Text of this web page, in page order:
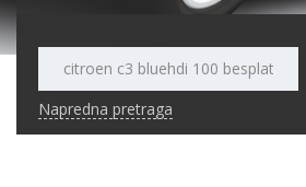
Napredna pretraga